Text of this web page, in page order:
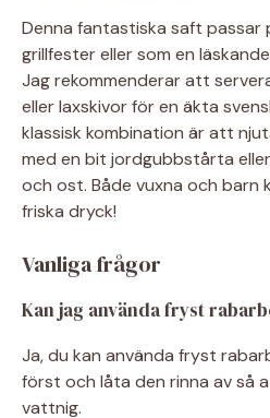
Denna fantastiska saft passar
grillfester eller som en
Jag rekommenderar att
eller laxskivor för en äkta
klassisk kombination är att
med en bit jordgubbstårta
och ost. Både vuxna och barn
friska dryck!
Vanliga frågor
Kan jag använda fryst
Ja, du kan använda fryst
först och låta den rinna av så
vattnig.